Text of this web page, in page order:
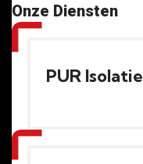
Onze Diensten
PUR Isolatie